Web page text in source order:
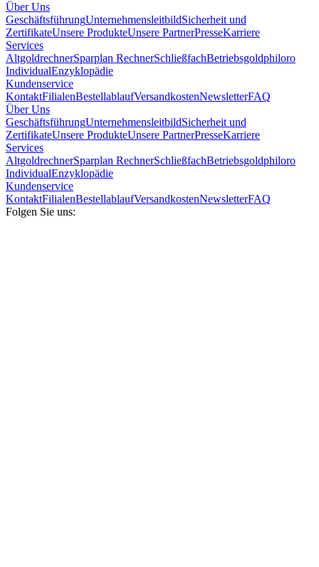
Über Uns
GeschäftsführungUnternehmensleitbildSicherheit und
ZertifikateUnsere ProdukteUnsere PartnerPresseKarriere
Services
AltgoldrechnerSparplan RechnerSchließfachBetriebsgoldphiloro
IndividualEnzyklopädie
Kundenservice
KontaktFilialenBestellablaufVersandkostenNewsletterFAQ
Über Uns
GeschäftsführungUnternehmensleitbildSicherheit und
ZertifikateUnsere ProdukteUnsere PartnerPresseKarriere
Services
AltgoldrechnerSparplan RechnerSchließfachBetriebsgoldphiloro
IndividualEnzyklopädie
Kundenservice
KontaktFilialenBestellablaufVersandkostenNewsletterFAQ
Folgen Sie uns: